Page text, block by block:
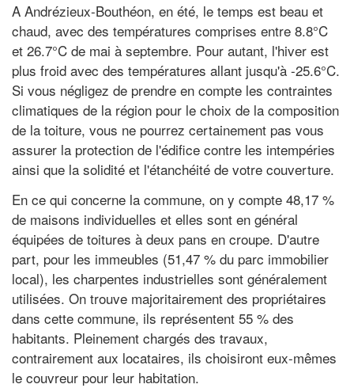
A Andrézieux-Bouthéon, en été, le temps est beau et
chaud, avec des températures comprises entre 8.8°C
et 26.7°C de mai à septembre. Pour autant, l'hiver est
plus froid avec des températures allant jusqu'à -25.6°C.
Si vous négligez de prendre en compte les contraintes
climatiques de la région pour le choix de la composition
de la toiture, vous ne pourrez certainement pas vous
assurer la protection de l'édifice contre les intempéries
ainsi que la solidité et l'étanchéité de votre couverture.
En ce qui concerne la commune, on y compte 48,17 %
de maisons individuelles et elles sont en général
équipées de toitures à deux pans en croupe. D'autre
part, pour les immeubles (51,47 % du parc immobilier
local), les charpentes industrielles sont généralement
utilisées. On trouve majoritairement des propriétaires
dans cette commune, ils représentent 55 % des
habitants. Pleinement chargés des travaux,
contrairement aux locataires, ils choisiront eux-mêmes
le couvreur pour leur habitation.